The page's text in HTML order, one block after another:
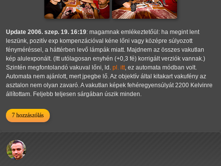
Update 2006. szep. 19. 16:19: magamnak emlékeztetőül: ha megint lent
leszünk, pozitív exp kompenzációval kéne lőni vagy középre súlyozott
fényméréssel, a háttérben levő lámpák miatt. Majdnem az összes vakutlan
kép alulexponált. (Itt utólagosan enyhén (+0,3 fé) korrigált verziók vannak.)
Szintén megfontolandó vakuval lőni, ld. pl. itt, ez automata módban volt.
Automata nem ajánlott, mert jpegbe lő. Az objektív által kitakart vakufény az
asztalon nem olyan zavaró. A vakutlan képek fehéregyensúlyát 2200 Kelvinre
állítottam. Feljebb teljesen sárgában úszik minden.
7 hozzászólás